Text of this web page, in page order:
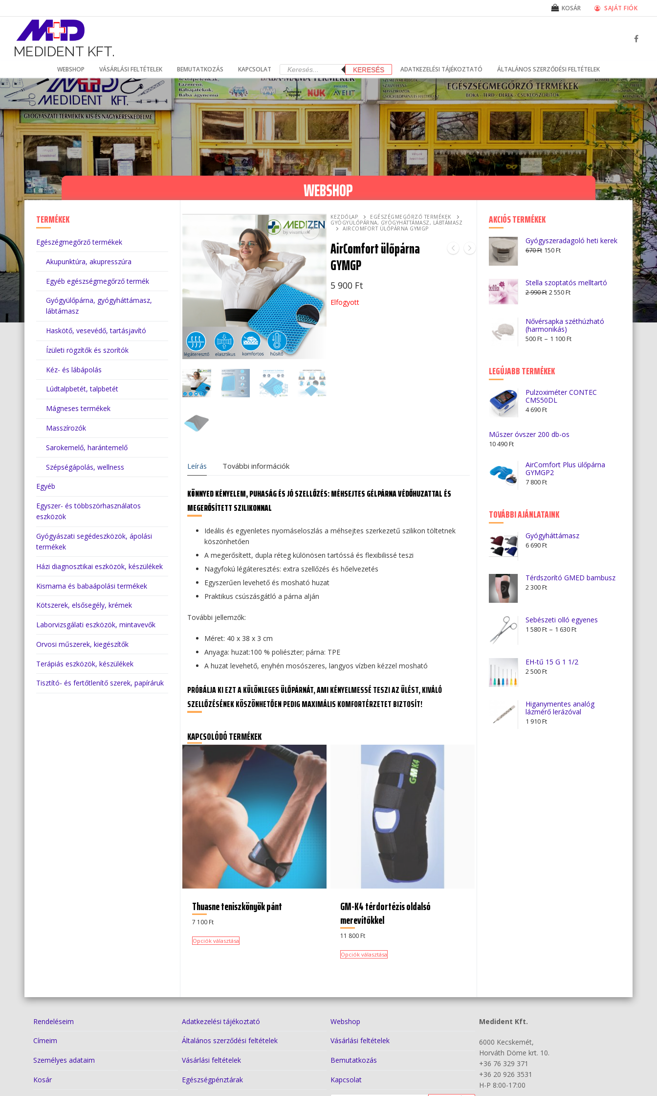
a
tartalomhoz
KOSÁR SAJÁT FIÓK
MEDIDENT KFT.
WEBSHOP VÁSÁRLÁSI FELTÉTELEK BEMUTATKOZÁS KAPCSOLAT Products
search KERESÉS ADATKEZELÉSI TÁJÉKOZTATÓ ÁLTALÁNOS SZERZŐDÉSI FELTÉTELEK
WEBSHOP
KEZDŐLAP
EGÉSZÉGMEGŐRZŐ TERMÉKEK
GYÓGYÜLŐPÁRNA, GYÓGYHÁTTÁMASZ, LÁBTÁMASZ
AIRCOMFORT ÜLŐPÁRNA GYMGP
AirComfort ülőpárna
GYMGP
5 900 Ft
Elfogyott
Leírás További információk
KÖNNYED KÉNYELEM, PUHASÁG ÉS JÓ SZELLŐZÉS: MÉHSEJTES GÉLPÁRNA VÉDŐHUZATTAL ÉS
MEGERŐSÍTETT SZILIKONNAL
Ideális és egyenletes nyomáseloszlás a méhsejtes szerkezetű szilikon töltetnek
köszönhetően
A megerősített, dupla réteg különösen tartóssá és flexibilissé teszi
Nagyfokú légáteresztés: extra szellőzés és hőelvezetés
Egyszerűen levehető és mosható huzat
Praktikus csúszásgátló a párna alján
További jellemzők:
Méret: 40 x 38 x 3 cm
Anyaga: huzat:100 % poliészter; párna: TPE
A huzat levehető, enyhén mosószeres, langyos vízben kézzel mosható
PRÓBÁLJA KI EZT A KÜLÖNLEGES ÜLŐPÁRNÁT, AMI KÉNYELMESSÉ TESZI AZ ÜLÉST, KIVÁLÓ
SZELLŐZÉSÉNEK KÖSZÖNHETŐEN PEDIG MAXIMÁLIS KOMFORTÉRZETET BIZTOSÍT!
KAPCSOLÓDÓ TERMÉKEK
Thuasne teniszkönyök pánt
7 100 Ft
Opciók választása
GM-K4 térdortézis oldalsó
merevítőkkel
11 800 Ft
Opciók választása
AKCIÓS TERMÉKEK
Gyógyszeradagoló heti kerek
670Ft Original
670 Ft.
150FtCurrent
150 Ft.
Stella szoptatós melltartó
2 990Ft Original
2
990 Ft.
2 550FtCurrent
2
550 Ft.
Nővérsapka széthúzható
(harmonikás)
500Ft – 1 100FtÁrtartomány:
LEGÚJABB TERMÉKEK
Pulzoximéter CONTEC
CMS50DL
4 690Ft
Műszer óvszer 200 db-os
10 490Ft
AirComfort Plus ülőpárna
GYMGP2
7 800Ft
TOVÁBBI AJÁNLATAINK
Gyógyháttámasz
6 690Ft
Térdszorító GMED bambusz
2 300Ft
Sebészeti olló egyenes
1 580Ft – 1 630FtÁrtartomány:
-
EH-tű 15 G 1 1/2
2 500Ft
Higanymentes analóg
lázmérő lerázóval
1 910Ft
TERMÉKEK
Egészégmegőrző termékek
Akupunktúra, akupresszúra
Egyéb egészségmegőrző termék
Gyógyülőpárna, gyógyháttámasz,
lábtámasz
Haskötő, vesevédő, tartásjavító
Ízületi rögzítők és szorítók
Kéz- és lábápolás
Lúdtalpbetét, talpbetét
Mágneses termékek
Masszírozók
Sarokemelő, harántemelő
Szépségápolás, wellness
Egyéb
Egyszer- és többszörhasználatos
eszközök
Gyógyászati segédeszközök, ápolási
termékek
Házi diagnosztikai eszközök, készülékek
Kismama és babaápolási termékek
Kötszerek, elsősegély, krémek
Laborvizsgálati eszközök, mintavevők
Orvosi műszerek, kiegészítők
Terápiás eszközök, készülékek
Tisztító- és fertőtlenítő szerek, papíráruk
Rendeléseim
Címeim
Személyes adataim
Kosár
Adatkezelési tájékoztató
Általános szerződési feltételek
Vásárlási feltételek
Egészségpénztárak
Webshop
Vásárlási feltételek
Bemutatkozás
Kapcsolat
Medident Kft.
6000 Kecskemét,
Horváth Döme krt. 10.
+36 76 329 371
+36 20 926 3531
H-P 8:00-17:00